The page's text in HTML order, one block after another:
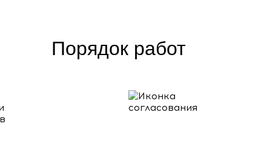
Порядок работ